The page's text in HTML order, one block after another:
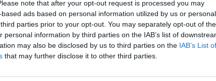
note that after your opt-out request is processed you may
ads based on personal information utilized by us or personal
parties prior to your opt-out. You may separately opt-out of the
personal information by third parties on the IAB’s list of
may also be disclosed by us to third parties on the IAB’s List of
that may further disclose it to other third parties.